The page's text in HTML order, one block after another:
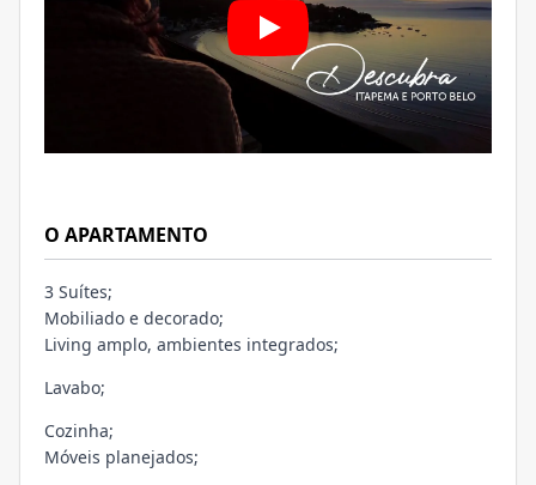
O APARTAMENTO
3 Suítes;
Mobiliado e decorado;
Living amplo, ambientes integrados;
Lavabo;
Cozinha;
Móveis planejados;